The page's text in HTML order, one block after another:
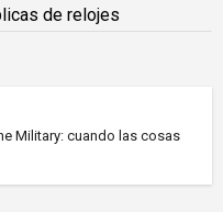
de relojes
Military: cuando las cosas